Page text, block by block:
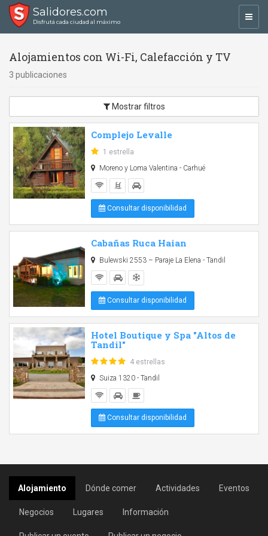
Salidores.com
Disfrutá cada ciudad al máximo
Alojamientos con Wi-Fi, Calefacción y TV
3 publicaciones
Mostrar filtros
Complejo Levalle
1 estrella
Moreno y Loma Valentina - Carhué
Consultar disponibilidad
Cabañas Ruca Haian
Bulewski 2553 – Paraje La Elena - Tandil
Consultar disponibilidad
Hotel Boutique y Spa "Altos de
Tandil"
4 estrellas
Suiza 1320 - Tandil
Consultar disponibilidad
Alojamiento Dónde comer Actividades Eventos
Negocios Lugares Información